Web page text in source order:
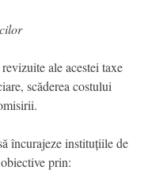
ale acestei taxe
scăderea costului
încurajeze instituțiile de
prin: